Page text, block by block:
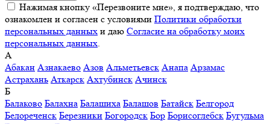
Нажимая кнопку «Перезвоните мне», я подтверждаю, что
ознакомлен и согласен с условиями Политики обработки
персональных данных и даю Согласие на обработку моих
персональных данных
А
Абакан Азнакаево Азов Альметьевск Анапа Арзамас
Астрахань Аткарск Ахтубинск Ачинск
Б
Балаково Балахна Балашиха Балашов Батайск Белгород
Белореченск Березники Богородск Бор Борисоглебск Бугульма